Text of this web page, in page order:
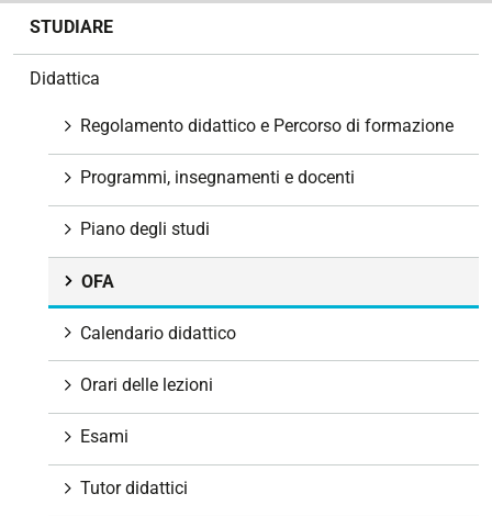
STUDIARE
Didattica
Regolamento didattico e Percorso di formazione
Programmi, insegnamenti e docenti
Piano degli studi
OFA
Calendario didattico
Orari delle lezioni
Esami
Tutor didattici